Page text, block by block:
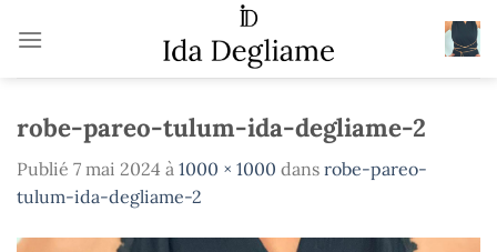
robe-pareo-tulum-ida-degliame-2
Publié 7 mai 2024 à 1000 × 1000 dans robe-pareo-
tulum-ida-degliame-2